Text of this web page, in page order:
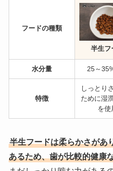
フードの種類
半生フ
水分量 25～
特徴
しっとり
ために湿
を使
半生フードは柔らかさがあ
あるため、歯が比較的健康